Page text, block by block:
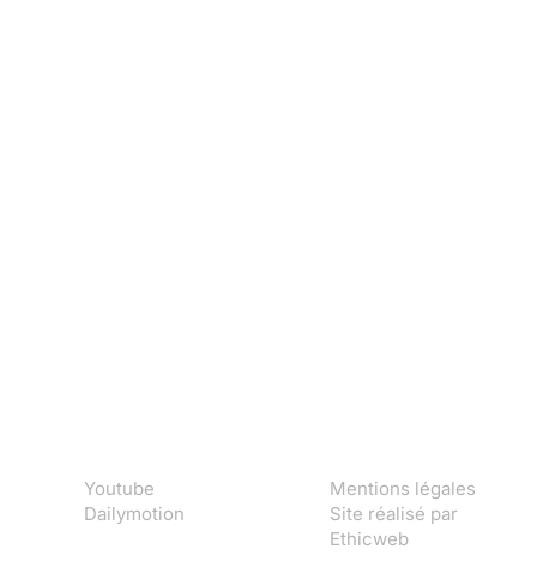
Youtube
Dailymotion
Mentions légales
Site réalisé par
Ethicweb